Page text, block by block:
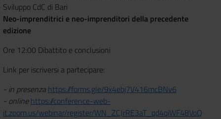
Sviluppo CdC di Bari
Neo-imprenditrici e neo-imprenditori della precedente
edizione
Ore 12:00 Dibattito e conclusioni
Link per iscriversi a partecipare:
- in presenza https://forms.gle/9x4ebj7V416mcBNv6
- onlinehttps://conference-web-
it.zoom.us/webinar/register/WN_ZCJrRE3aT_qd4qiWF48VoQ